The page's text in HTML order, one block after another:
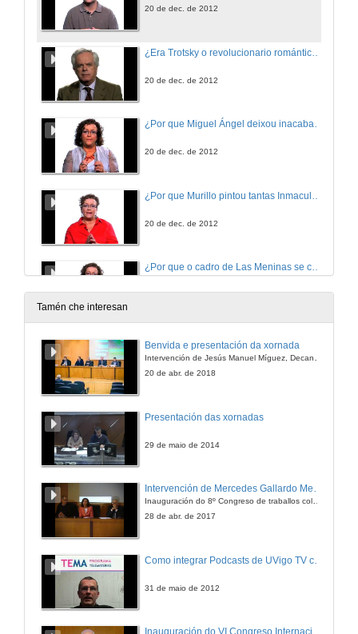
20 de dec. de 2012
20 de dec. de 2012
¿Por que Miguel Ángel deixou inacabados os seus escravos?
20 de dec. de 2012
20 de dec. de 2012
¿Por que o cadro de Las Meninas se chama así?
20 de dec. de 2012
¿Que é o Bosón de Higgs?
¿Que é a intelixencia artificial?
Tamén che interesan
Benvida e presentación da xornada
20 de abr. de 2018
Presentación das xornadas
29 de maio de 2014
Intervención de Mercedes Gallardo Medina
28 de abr. de 2017
31 de maio de 2012